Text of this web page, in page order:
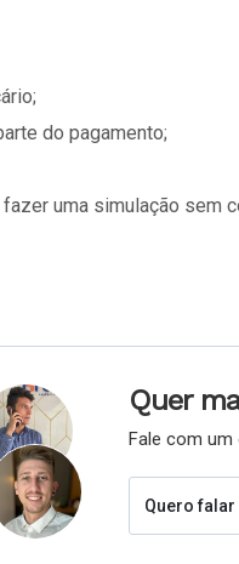
do pagamento;
fazer uma simulação sem
Quer
Fale com um
Quero